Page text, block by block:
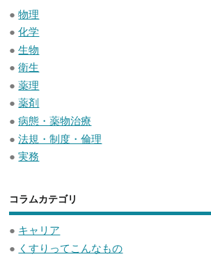
●物理
●化学
●生物
●衛生
●薬理
●薬剤
●病態・薬物治療
●法規・制度・倫理
●実務
コラムカテゴリ
● キャリア
● くすりってこんなもの